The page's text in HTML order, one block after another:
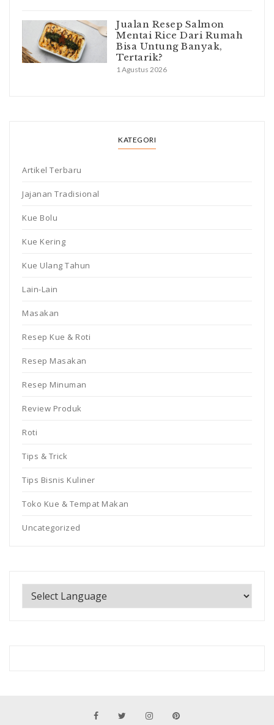
Jualan Resep Salmon
Mentai Rice Dari Rumah
Bisa Untung Banyak,
Tertarik?
1 Agustus 2026
KATEGORI
Artikel Terbaru
Jajanan Tradisional
Kue Bolu
Kue Kering
Kue Ulang Tahun
Lain-Lain
Masakan
Resep Kue & Roti
Resep Masakan
Resep Minuman
Review Produk
Roti
Tips & Trick
Tips Bisnis Kuliner
Toko Kue & Tempat Makan
Uncategorized